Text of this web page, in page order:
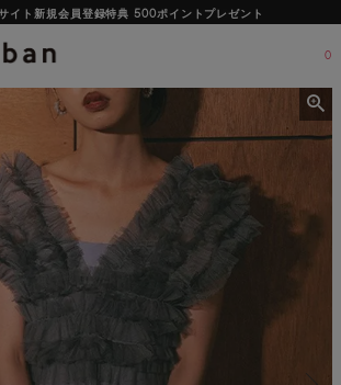
イト新規会員登録特典 500ポイントプレゼント
0